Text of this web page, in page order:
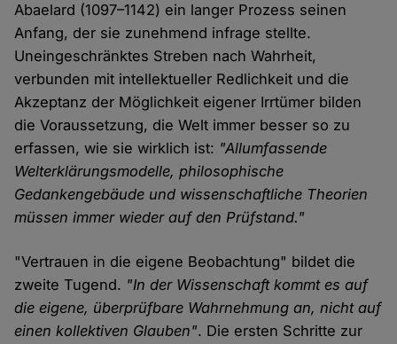
Abaelard (1097–1142) ein langer Prozess seinen
Anfang, der sie zunehmend infrage stellte.
Uneingeschränktes Streben nach Wahrheit,
verbunden mit intellektueller Redlichkeit und die
Akzeptanz der Möglichkeit eigener Irrtümer bilden
die Voraussetzung, die Welt immer besser so zu
erfassen, wie sie wirklich ist: "Allumfassende
Welterklärungsmodelle, philosophische
Gedankengebäude und wissenschaftliche Theorien
müssen immer wieder auf den Prüfstand."
"Vertrauen in die eigene Beobachtung" bildet die
zweite Tugend. "In der Wissenschaft kommt es auf
die eigene, überprüfbare Wahrnehmung an, nicht auf
einen kollektiven Glauben". Die ersten Schritte zur